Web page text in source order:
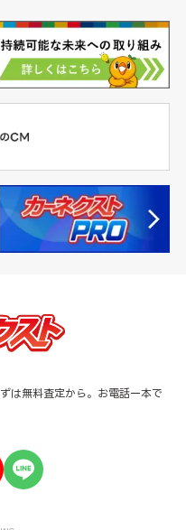
は無料査定から。お電話一本で